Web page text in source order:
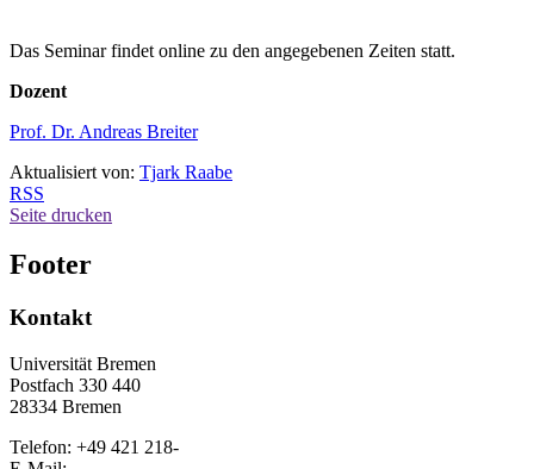
Das Seminar findet online zu den angegebenen Zeiten statt.
Dozent
Prof. Dr. Andreas Breiter
Aktualisiert von: Tjark Raabe
RSS
Seite drucken
Footer
Kontakt
Universität Bremen
Postfach 330 440
28334 Bremen
Telefon: +49 421 218-